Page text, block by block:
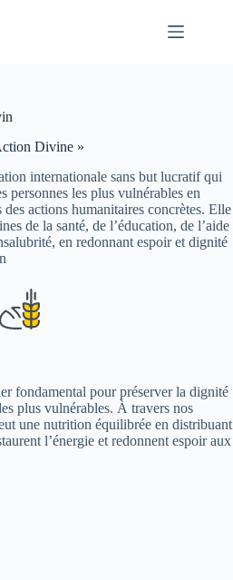
Divine »
internationale sans but lucratif qui
les plus vulnérables en
actions humanitaires concrètes. Elle
de la santé, de l’éducation, de l’aide
en redonnant espoir et dignité
fondamental pour préserver la dignité
plus vulnérables. À travers nos
une nutrition équilibrée en distribuant
l’énergie et redonnent espoir aux